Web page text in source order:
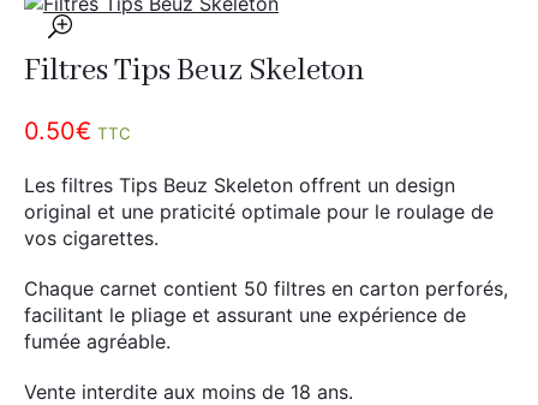
🔍
Filtres Tips Beuz Skeleton
0.50€ TTC
Les filtres Tips Beuz Skeleton offrent un design
original et une praticité optimale pour le roulage de
vos cigarettes.
Chaque carnet contient 50 filtres en carton perforés,
facilitant le pliage et assurant une expérience de
fumée agréable.
Vente interdite aux moins de 18 ans.
Feuilles
Filtres
Vape
JNR
Adalya
Al Fakher
Divers